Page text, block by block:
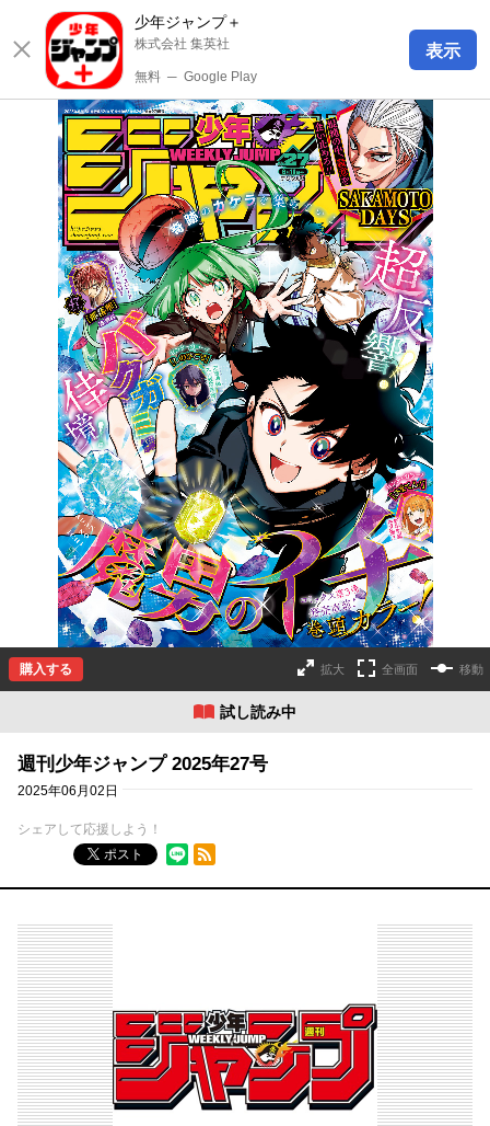
少年ジャンプ＋
株式会社 集英社
無料 ─ Google Play
表示
拡大 全画面 移動
購入する
試し読み中
週刊少年ジャンプ 2025年27号
2025年06月02日
シェアして応援しよう！
ポスト
RSSフィード